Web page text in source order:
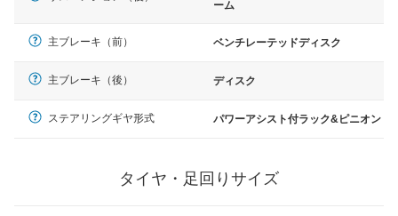
ーム
主ブレーキ（前） ベンチレーテッドディスク
主ブレーキ（後） ディスク
ステアリングギヤ形式 パワーアシスト付ラック&ピニオン
タイヤ・足回りサイズ